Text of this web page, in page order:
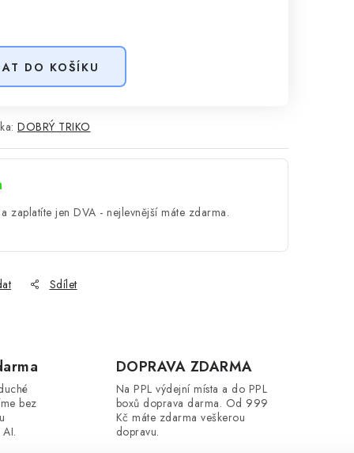
DO KOŠÍKU
DOBRÝ TRIKO
zaplatíte jen DVA - nejlevnější máte zdarma.
Sdílet
bez
DOPRAVA ZDARMA
Na PPL výdejní místa a do PPL
boxů doprava darma. Od 999
Kč máte zdarma veškerou
dopravu.